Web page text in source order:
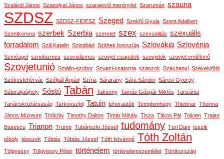
Szalárdi János Szapolyai János szarajevói merénylet Szarumán szauna
SZDSZ SZDSZ-FIDESZ Szeged Szekfű Gyula Szent Adalbert
Szentkorona szerbek Szerbia szeretet szex szexualitás szexuális
forradalom Szili Katalin Szindbád Szithek bosszúja Szlovákia Szlovénia
Szméagol sznobizmus szocializmus szovjet csapatok szovjetek szovjet emlékmű
Szovjetunió Sztálin-szobor Szuezi-csatorna szászok Széchenyi Székelyföld
Székesfehérvár Szélpál Árpád Szíria Sárarany Sára Sándor Sárosi György
Sátoraljaújhely Sóstó Tabán Taksony Tamás Gáspár Miklós Tanzánia
Tanácsköztársaság Tarkovszkij Tatuin teherautók Templomhegy Thietmar Thorma
János Múzeum Thököly Timothy Dalton Timár Mihály Tisza Titkos Pál Tolkien Traian
Basescu Trianon Trump Tubánszki József tudomány Turi Dani tuszik
téboly téeszek Tóbiás Tóbiás József Tóth Istvánné Tóth Zoltán
Tölgyessy Tölgyessy Péter történelem történelemszemlélet Törökország